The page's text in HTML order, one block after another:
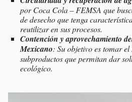
por Coca Cola – FEMSA que
de desecho que tenga
reutilizar en sus procesos.
Contención y aprovechamiento
Mexicano: Su objetivo es tomar
subproductos que permitan dar
ecológico.